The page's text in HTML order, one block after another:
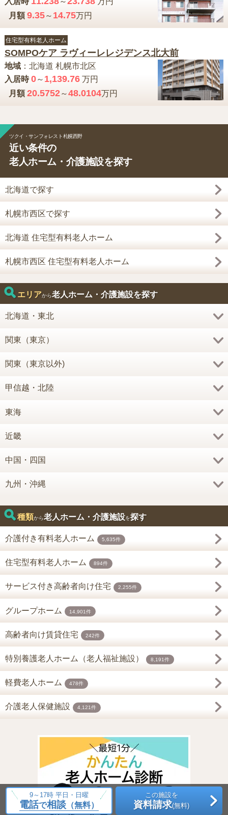
月額 9.35～ 14.75万円
住宅型有料老人ホーム
SOMPOケア ラヴィーレレジデンス北大前
地域： 北海道 札幌市北区
入居時 0～ 1,139.76万円
月額 20.5752～48.0104万円
ツクイ・サンフォレスト札幌西野
近い条件の
老人ホーム・介護施設を探す
北海道で探す
札幌市西区で探す
北海道 住宅型有料老人ホーム
札幌市西区 住宅型有料老人ホーム
エリアから老人ホーム・介護施設を探す
北海道・東北
関東（東京）
関東（東京以外)
甲信越・北陸
東海
近畿
中国・四国
九州・沖縄
種類から老人ホーム・介護施設を探す
介護付き有料老人ホーム 5,635件
住宅型有料老人ホーム 894件
サービス付き高齢者向け住宅 2,255件
グループホーム 14,901件
高齢者向け賃貸住宅 242件
特別養護老人ホーム（老人福祉施設） 8,191件
軽費老人ホーム 478件
介護老人保健施設 4,121件
9～17時 平日・日曜
電話で相談（無料）
この施設を
資料請求(無料)